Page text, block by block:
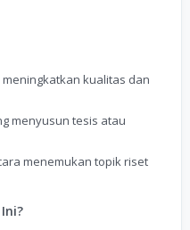
kualitas dan
menyusun tesis atau
menemukan topik riset